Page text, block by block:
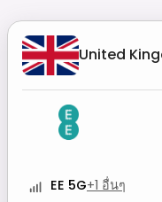
United
EE 5G+1 อื่นๆ